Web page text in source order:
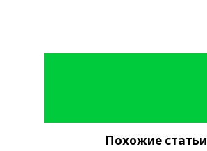
Похожие статьи